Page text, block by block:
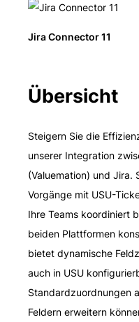
Jira Connector 11
Übersicht
Steigern Sie die
unserer Integration
(Valuemation) und Jira.
Vorgänge mit USU-
Ihre Teams koordiniert
beiden Plattformen
bietet dynamische
auch in USU
Standardzuordnungen
Feldern erweitern